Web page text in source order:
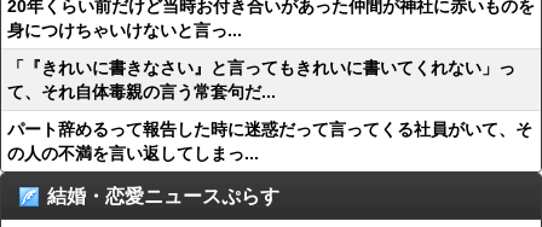
20年くらい前だけど当時お付き合いがあった仲間が神社に赤いものを
身につけちゃいけないと言っ...
「『きれいに書きなさい』と言ってもきれいに書いてくれない」っ
て、それ自体毒親の言う常套句だ...
パート辞めるって報告した時に迷惑だって言ってくる社員がいて、そ
の人の不満を言い返してしまっ...
結婚・恋愛ニュースぷらす